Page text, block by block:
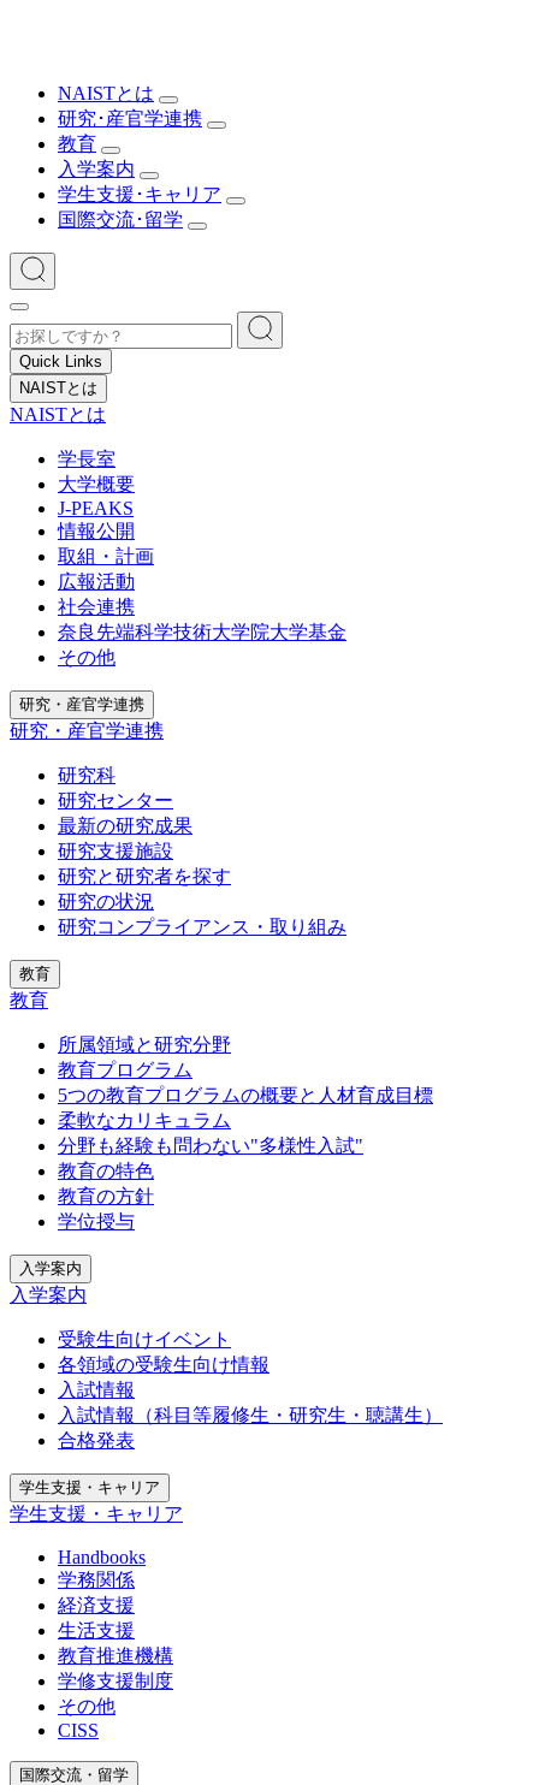
NAISTとは
研究･産官学連携
教育
入学案内
学生支援･キャリア
国際交流･留学
Quick Links
NAISTとは
NAISTとは
学長室
大学概要
J-PEAKS
情報公開
取組・計画
広報活動
社会連携
奈良先端科学技術大学院大学基金
その他
研究・産官学連携
研究・産官学連携
研究科
研究センター
最新の研究成果
研究支援施設
研究と研究者を探す
研究の状況
研究コンプライアンス・取り組み
教育
教育
所属領域と研究分野
教育プログラム
5つの教育プログラムの概要と人材育成目標
柔軟なカリキュラム
分野も経験も問わない"多様性入試"
教育の特色
教育の方針
学位授与
入学案内
入学案内
受験生向けイベント
各領域の受験生向け情報
入試情報
入試情報（科目等履修生・研究生・聴講生）
合格発表
学生支援・キャリア
学生支援・キャリア
Handbooks
学務関係
経済支援
生活支援
教育推進機構
学修支援制度
その他
CISS
国際交流・留学